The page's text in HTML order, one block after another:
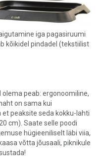
iga pagasiruumi
kõikidel pindadel (tekstiilist
olema peab: ergonoomiline,
on sama kui
peaksite seda kokku-lahti
cm). Saate selle poodi
hügieeniliselt läbi viia,
võtta jõusaali, piknikule